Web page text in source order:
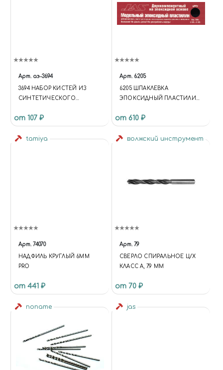
Арт. аэ-3694
3694 НАБОР КИСТЕЙ ИЗ
СИНТЕТИЧЕСКОГО
(№ 1, 2, 3, 4, 5, 6)
от 107 ₽
Арт. 6205
6205 ШПАКЛЕВКА
ЭПОКСИДНЫЙ ПЛАСТИЛИН
от 610 ₽
tamiya
Арт. 74070
НАДФИЛЬ КРУГЛЫЙ 6ММ
PRO
от 441 ₽
волжский инструмент
Арт. 7.9
СВЕРЛО СПИРАЛЬНОЕ Ц/Х
КЛАСС А, 7.9 ММ
от 70 ₽
noname jas